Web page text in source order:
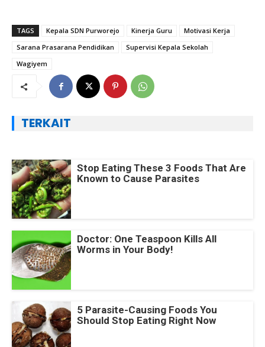
TAGS Kepala SDN Purworejo Kinerja Guru
Motivasi Kerja
Sarana Prasarana Pendidikan
Supervisi Kepala Sekolah
Wagiyem
TERKAIT
Stop Eating These 3 Foods That Are
Known to Cause Parasites
Doctor: One Teaspoon Kills All
Worms in Your Body!
5 Parasite-Causing Foods You
Should Stop Eating Right Now